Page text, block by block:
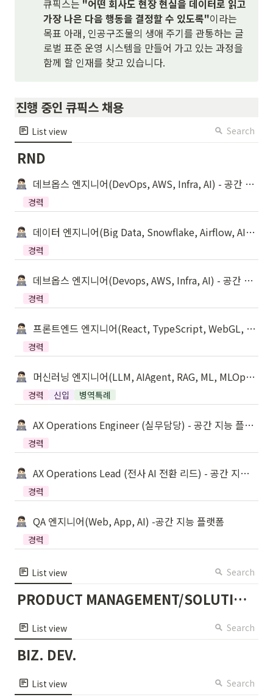
큐픽스는 "어떤 회사도 현장 현실을 데이터로 읽고
가장 나은 다음 행동을 결정할 수 있도록"이라는
목표 아래, 인공구조물의 생애 주기를 관통하는 글
로벌 표준 운영 시스템을 만들어 가고 있는 과정을
함께 할 인재를 찾고 있습니다.
List view Search
RND
데브옵스 엔지니어(DevOps, AWS, Infra, AI) - 공간 지능 플랫폼
경력
데이터 엔지니어(Big Data, Snowflake, Airflow, AI) - 공간 지능 플랫폼
경력
데브옵스 엔지니어(Devops, AWS, Infra, AI) - 공간 지능 플랫폼
경력
프론트엔드 엔지니어(React, TypeScript, WebGL, AI) - 공간 지능 플랫폼
경력
머신러닝 엔지니어(LLM, AIAgent, RAG, ML, MLOps) - 공간 지능 플랫폼
경력 신입 병역특례
AX Operations Engineer (실무담당) - 공간 지능 플랫폼
경력
AX Operations Lead (전사 AI 전환 리드) - 공간 지능 플랫폼
경력
QA 엔지니어(Web, App, AI) -공간 지능 플랫폼
경력
List view Search
PRODUCT MANAGEMENT/SOLUTION OPERATIONS
List view Search
BIZ. DEV.
List view Search